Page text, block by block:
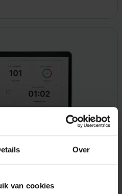
Over
van cookies